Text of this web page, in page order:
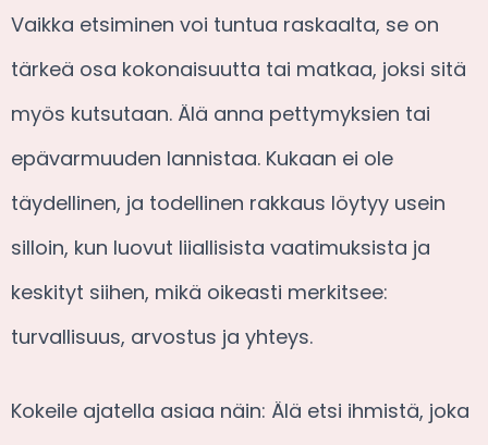
Vaikka etsiminen voi tuntua raskaalta, se on
tärkeä osa kokonaisuutta tai matkaa, joksi sitä
myös kutsutaan. Älä anna pettymyksien tai
epävarmuuden lannistaa. Kukaan ei ole
täydellinen, ja todellinen rakkaus löytyy usein
silloin, kun luovut liiallisista vaatimuksista ja
keskityt siihen, mikä oikeasti merkitsee:
turvallisuus, arvostus ja yhteys.
Kokeile ajatella asiaa näin: Älä etsi ihmistä, joka